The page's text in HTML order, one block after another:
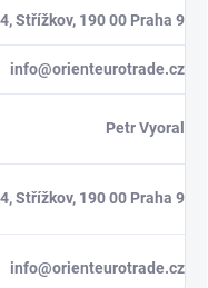
Střížkov, 190 00 Praha 9
info@orienteurotrade.cz
Petr Vyoral
Střížkov, 190 00 Praha 9
info@orienteurotrade.cz